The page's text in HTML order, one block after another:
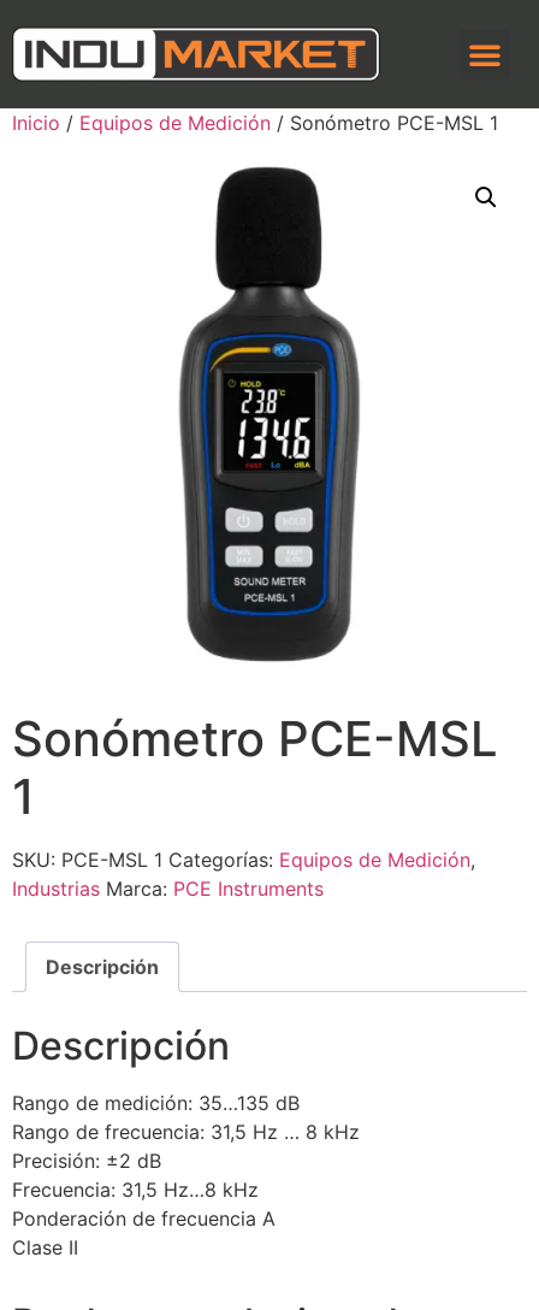
Inicio / Equipos de Medición / Sonómetro PCE-MSL 1
Sonómetro PCE-MSL
1
SKU: PCE-MSL 1 Categorías: Equipos de Medición,
Industrias Marca: PCE Instruments
Descripción
Descripción
Rango de medición: 35…135 dB
Rango de frecuencia: 31,5 Hz … 8 kHz
Precisión: ±2 dB
Frecuencia: 31,5 Hz…8 kHz
Ponderación de frecuencia A
Clase II